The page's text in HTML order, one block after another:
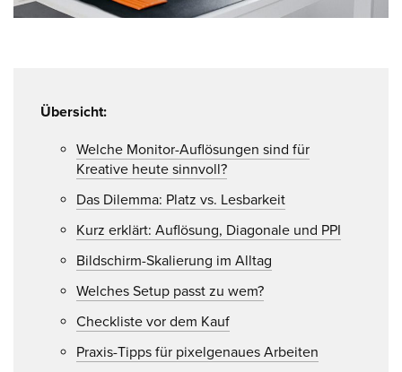
Übersicht:
Welche Monitor-Auflösungen sind für
Kreative heute sinnvoll?
Das Dilemma: Platz vs. Lesbarkeit
Kurz erklärt: Auflösung, Diagonale und PPI
Bildschirm-Skalierung im Alltag
Welches Setup passt zu wem?
Checkliste vor dem Kauf
Praxis-Tipps für pixelgenaues Arbeiten